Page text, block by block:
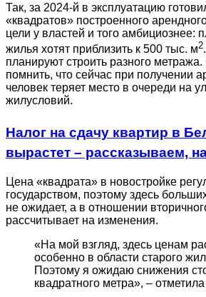
Так, за 2024-й в эксплуатацию
«квадратов» построенного
цели у властей и того амбициознее:
жилья хотят приблизить к 500 тыс. м2
планируют строить разного метража.
помнить, что сейчас при получении
человек теряет место в очереди на
жилусловий.
Налог на сдачу квартир в
вырастет – рассказываем,
Цена «квадрата» в новостройке
государством, поэтому здесь
не ожидает, а в отношении
рассчитывает на изменения.
«На мой взгляд, здесь ценам
особенно в области старого
Поэтому я ожидаю снижения
квадратного метра», – отметила